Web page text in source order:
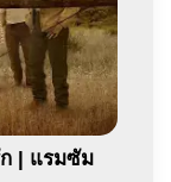
| แรมซัม